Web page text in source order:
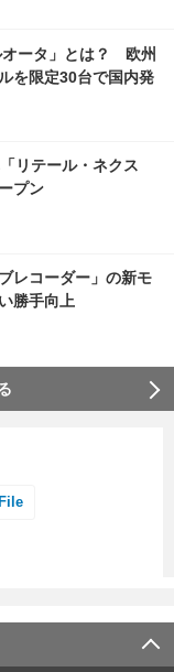
オータ」とは？ 欧州
を限定30台で国内発
リテール・ネクス
プン
レコーダー」の新モ
勝手向上